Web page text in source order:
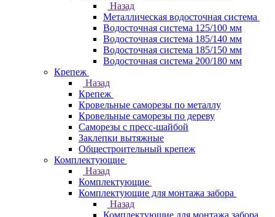
Назад
Металлическая водосточная система
Водосточная система 125/100 мм
Водосточная система 185/140 мм
Водосточная система 185/150 мм
Водосточная система 200/180 мм
Крепеж
Назад
Крепеж
Кровельные саморезы по металлу
Кровельные саморезы по дереву
Саморезы с пресс-шайбой
Заклепки вытяжные
Общестроительный крепеж
Комплектующие
Назад
Комплектующие
Комплектующие для монтажа забора
Назад
Комплектующие для монтажа забора